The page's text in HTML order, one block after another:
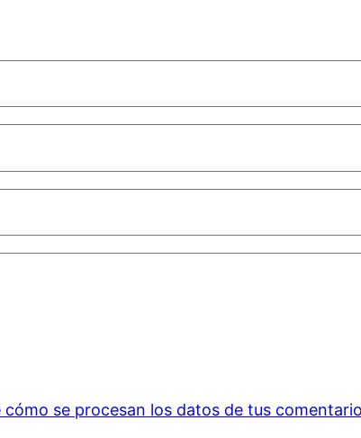
cómo se procesan los datos de tus